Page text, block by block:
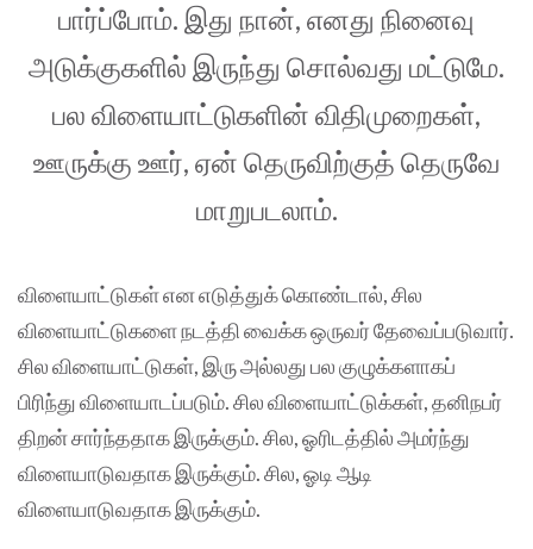
பார்ப்போம். இது நான், எனது நினைவு
அடுக்குகளில் இருந்து சொல்வது மட்டுமே.
பல விளையாட்டுகளின் விதிமுறைகள்,
ஊருக்கு ஊர், ஏன் தெருவிற்குத் தெருவே
மாறுபடலாம்.
விளையாட்டுகள் என எடுத்துக் கொண்டால், சில
விளையாட்டுகளை நடத்தி வைக்க ஒருவர் தேவைப்படுவார்.
சில விளையாட்டுகள், இரு அல்லது பல குழுக்களாகப்
பிரிந்து விளையாடப்படும். சில விளையாட்டுக்கள், தனிநபர்
திறன் சார்ந்ததாக இருக்கும். சில, ஓரிடத்தில் அமர்ந்து
விளையாடுவதாக இருக்கும். சில, ஓடி ஆடி
விளையாடுவதாக இருக்கும்.